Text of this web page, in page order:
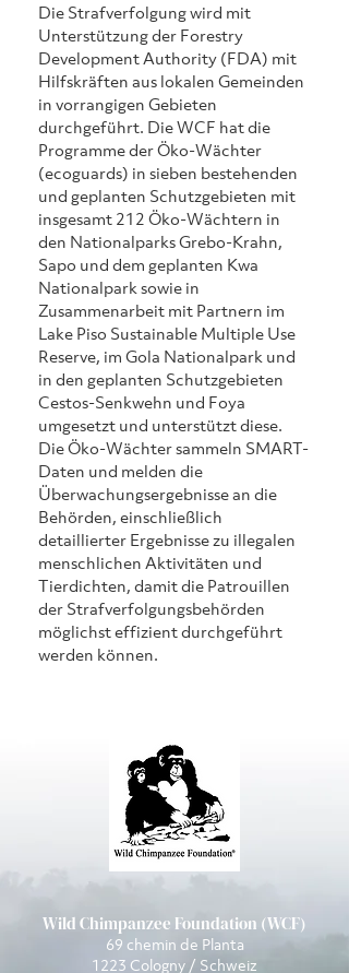
Die Strafverfolgung wird mit
Unterstützung der Forestry
Development Authority (FDA) mit
Hilfskräften aus lokalen Gemeinden
in vorrangigen Gebieten
durchgeführt. Die WCF hat die
Programme der Öko-Wächter
(ecoguards) in sieben bestehenden
und geplanten Schutzgebieten mit
insgesamt 212 Öko-Wächtern in
den Nationalparks Grebo-Krahn,
Sapo und dem geplanten Kwa
Nationalpark sowie in
Zusammenarbeit mit Partnern im
Lake Piso Sustainable Multiple Use
Reserve, im Gola Nationalpark und
in den geplanten Schutzgebieten
Cestos-Senkwehn und Foya
umgesetzt und unterstützt diese.
Die Öko-Wächter sammeln SMART-
Daten und melden die
Überwachungsergebnisse an die
Behörden, einschließlich
detaillierter Ergebnisse zu illegalen
menschlichen Aktivitäten und
Tierdichten, damit die Patrouillen
der Strafverfolgungsbehörden
möglichst effizient durchgeführt
werden können.
Wild Chimpanzee Foundation (WCF)
69 chemin de Planta
1223 Cologny / Schweiz